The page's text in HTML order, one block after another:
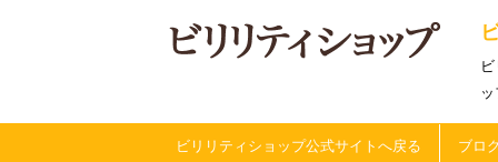
ビリリティショップ公式サイトへ戻る ブロ